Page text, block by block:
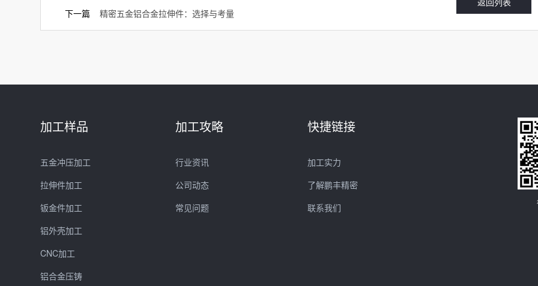
下一篇精密五金铝合金拉伸件：选择与考量
加工样品
五金冲压加工
拉伸件加工
钣金件加工
铝外壳加工
CNC加工
铝合金压铸
加工攻略
行业资讯
公司动态
常见问题
快捷链接
加工实力
了解鹏丰精密
联系我们